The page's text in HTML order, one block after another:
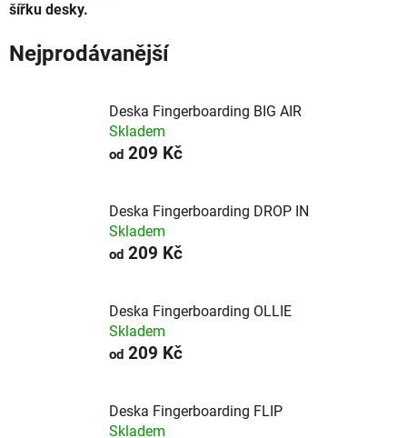
šířku desky.
Nejprodávanější
Deska Fingerboarding BIG AIR
Skladem
od 209 Kč
Deska Fingerboarding DROP IN
Skladem
od 209 Kč
Deska Fingerboarding OLLIE
Skladem
od 209 Kč
Deska Fingerboarding FLIP
Skladem